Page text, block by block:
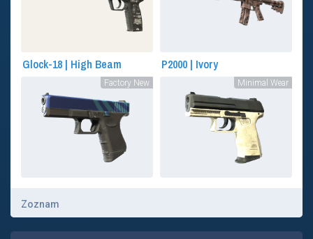
Glock-18 | High Beam
Factory New
P2000 | Ivory
Minimal Wear
Zoznam